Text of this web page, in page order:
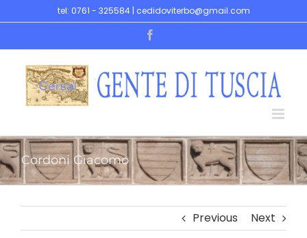
to
tel: 0761 - 325584 | cedidoviterbo@gmail.com
Cordoni Giacomo
Previous Next